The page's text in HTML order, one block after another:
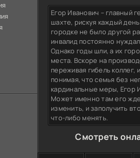
Егор Иванович – главный
шахте, рискуя каждый
городке не было другой
инвалид постоянно
Однако годы шли, а их
места. Вскоре на
переживая гибель коллег,
понимая, что семья без
кардинальные меры, Егор
Может именно там его
изменить, и заполучить
что-либо менять.
Смотреть